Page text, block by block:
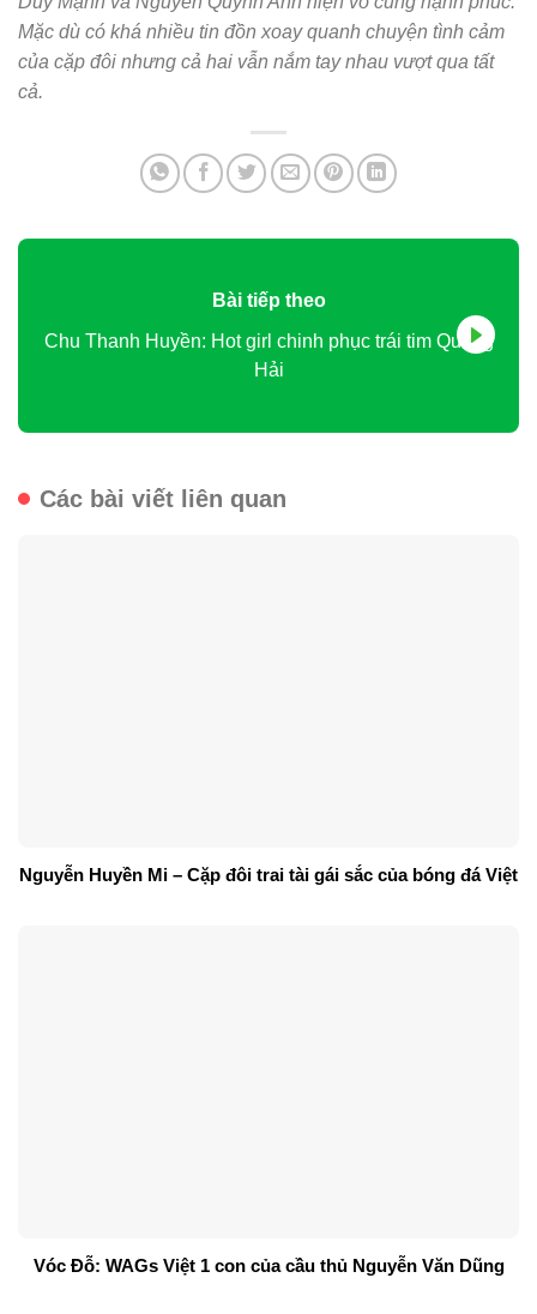
Mặc dù có khá nhiều tin đồn xoay quanh chuyện tình cảm
của cặp đôi nhưng cả hai vẫn nắm tay nhau vượt qua tất
cả.
Bài tiếp theo
Chu Thanh Huyền: Hot girl chinh phục trái tim Quang
Hải
Các bài viết liên quan
Nguyễn Huyền Mi – Cặp đôi trai tài gái sắc của bóng đá Việt
Vóc Đỗ: WAGs Việt 1 con của cầu thủ Nguyễn Văn Dũng